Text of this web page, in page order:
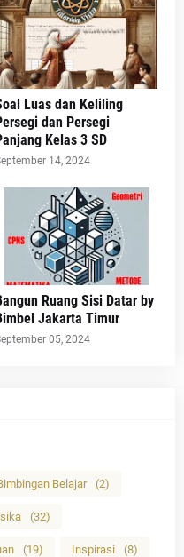
Luas dan Keliling
dan Persegi
Kelas 3 SD
14, 2024
Ruang Sisi Datar by
Jakarta Timur
05, 2024
Belajar (2)
(32)
(19) Inspirasi (8)